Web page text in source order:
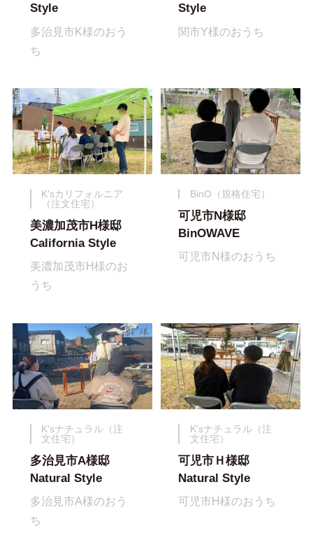
Style
多治見市K様のおう
ち
Style
関市Y様のおうち
K'sカリフォルニア
（注文住宅）
美濃加茂市H様邸
California Style
美濃加茂市H様のお
うち
BinO（規格住宅）
可児市N様邸
BinOWAVE
可児市N様のおうち
K'sナチュラル（注
文住宅）
多治見市A様邸
Natural Style
多治見市A様のおう
ち
K'sナチュラル（注
文住宅）
可児市Ｈ様邸
Natural Style
可児市H様のおうち